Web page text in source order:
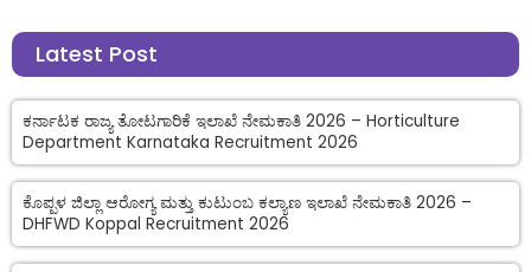
Latest Post
ಕರ್ನಾಟಕ ರಾಜ್ಯ ತೋಟಗಾರಿಕೆ ಇಲಾಖೆ ನೇಮಕಾತಿ 2026 – Horticulture
Department Karnataka Recruitment 2026
ಕೊಪ್ಪಳ ಜಿಲ್ಲಾ ಆರೋಗ್ಯ ಮತ್ತು ಕುಟುಂಬ ಕಲ್ಯಾಣ ಇಲಾಖೆ ನೇಮಕಾತಿ 2026 –
DHFWD Koppal Recruitment 2026